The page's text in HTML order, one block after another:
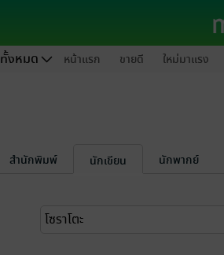
งหมด หน้าแรก ขายดี ใหม่มาแรง
สำนักพิมพ์ นักเขียน
นักพากย์